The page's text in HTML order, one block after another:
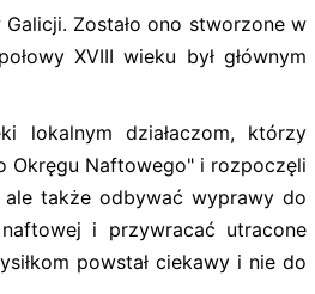
Zostało ono stworzone w
XVIII wieku był głównym
lokalnym działaczom, którzy
Okręgu Naftowego" i rozpoczęli
także odbywać wyprawy do
i przywracać utracone
powstał ciekawy i nie do